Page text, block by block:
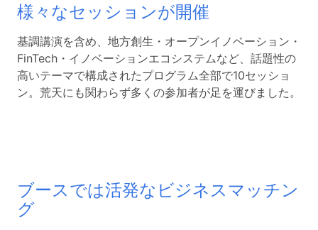
様々なセッションが開催
基調講演を含め、地方創生・オープンイノベーション・
FinTech・イノベーションエコシステムなど、話題性の
高いテーマで構成されたプログラム全部で10セッショ
ン。荒天にも関わらず多くの参加者が足を運びました。
ブースでは活発なビジネスマッチン
グ